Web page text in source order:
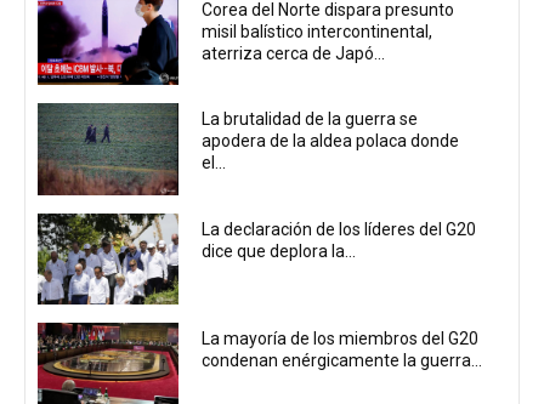
Corea del Norte dispara presunto
misil balístico intercontinental,
aterriza cerca de Japó...
La brutalidad de la guerra se
apodera de la aldea polaca donde
el...
La declaración de los líderes del G20
dice que deplora la...
La mayoría de los miembros del G20
condenan enérgicamente la guerra...